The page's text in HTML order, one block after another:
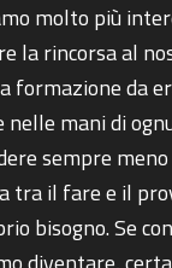
molto più
la rincorsa al
da
mani di
sempre
tra il fare e il
bisogno. Se